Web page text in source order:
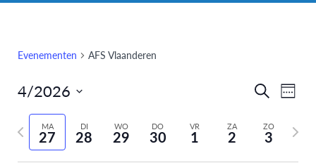
Evenementen AFS Vlaanderen
Zoeken
en
ZoekenWeek
4/2026
Selecteer
datumMA
27
DI
28
WO
29
DO
30
VR
1
ZA
2
ZO
3
vorige
week